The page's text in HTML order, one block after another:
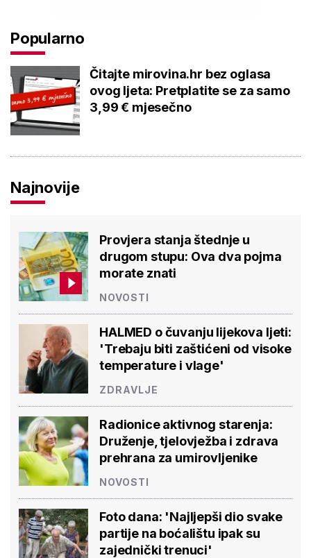
Popularno
Čitajte mirovina.hr bez oglasa
ovog ljeta: Pretplatite se za samo
3,99 € mjesečno
Najnovije
Provjera stanja štednje u
drugom stupu: Ova dva pojma
morate znati
NOVOSTI
HALMED o čuvanju lijekova ljeti:
'Trebaju biti zaštićeni od visoke
temperature i vlage'
ZDRAVLJE
Radionice aktivnog starenja:
Druženje, tjelovježba i zdrava
prehrana za umirovljenike
NOVOSTI
Foto dana: 'Najljepši dio svake
partije na boćalištu ipak su
zajednički trenuci'